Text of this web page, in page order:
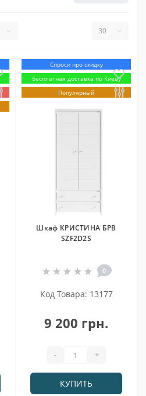
Спроси про скидку
Бесплатная доставка по Киеву
Популярный
Шкаф КРИСТИНА БРВ
SZF2D2S
0
Код Товара: 13177
9 200 грн.
- +
КУПИТЬ